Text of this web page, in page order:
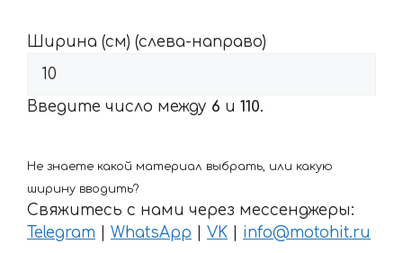
Ширина (см) (слева-направо)
Введите число между 6 и 110.
Не знаете какой материал выбрать, или какую
ширину вводить?
Свяжитесь с нами через мессенджеры:
Telegram
WhatsApp VK info@motohit.ru